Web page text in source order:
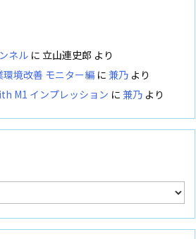
ネル に 立山連史郎 より
境改善 モニター編 に 兼乃 より
M1 インプレッション に 兼乃 より